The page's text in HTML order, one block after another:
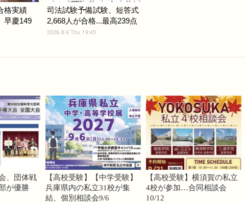
格実績
早慶149
司法試験予備試験、短答式
2,668人が合格...最高239点
2026.8.6 Thu 19:45
、団体戦
が優勝
【高校受験】【中学受験】
兵庫県内の私立31校が集
結、個別相談会9/6
【高校受験】横須賀の私立
4校が参加…合同相談会
10/12